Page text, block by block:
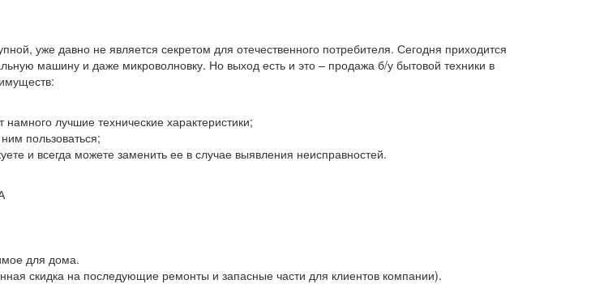
уже давно не является секретом для отечественного потребителя. Сегодня приходится
машину и даже микроволновку. Но выход есть и это – продажа б/у бытовой техники в
лучшие технические характеристики;
пользоваться;
и всегда можете заменить ее в случае выявления неисправностей.
для дома.
скидка на последующие ремонты и запасные части для клиентов компании).